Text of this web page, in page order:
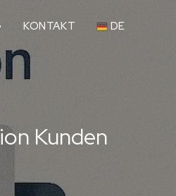
KONTAKT DE
Kunden